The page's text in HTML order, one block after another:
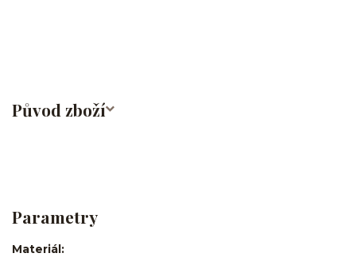
Původ zboží
Parametry
Materiál